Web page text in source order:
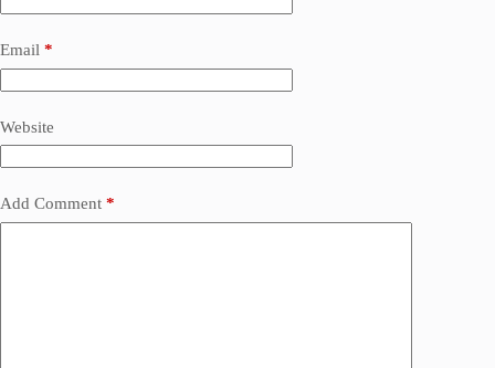
Email *
Website
Add Comment *